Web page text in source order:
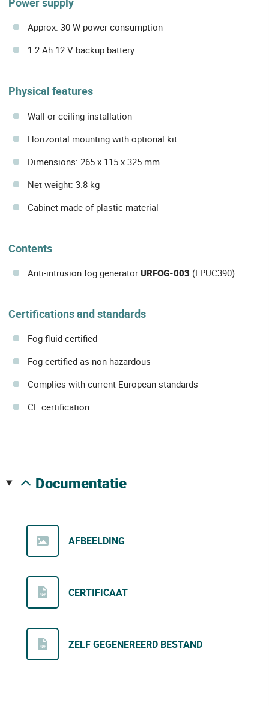
Approx. 30 W power consumption
1.2 Ah 12 V backup battery
Physical features
Wall or ceiling installation
Horizontal mounting with optional kit
Dimensions: 265 x 115 x 325 mm
Net weight: 3.8 kg
Cabinet made of plastic material
Contents
Anti-intrusion fog generator URFOG-003 (FPUC390)
Certifications and standards
Fog fluid certified
Fog certified as non-hazardous
Complies with current European standards
CE certification
documentatie
AFBEELDING
CERTIFICAAT
ZELF GEGENEREERD BESTAND